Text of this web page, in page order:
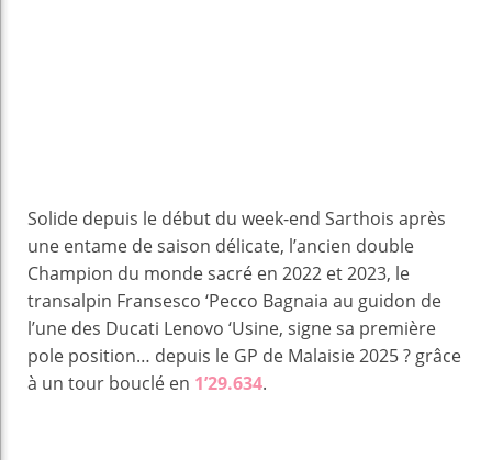
Solide depuis le début du week-end Sarthois après
une entame de saison délicate, l’ancien double
Champion du monde sacré en 2022 et 2023, le
transalpin Fransesco ‘Pecco Bagnaia au guidon de
l’une des Ducati Lenovo ‘Usine, signe sa première
pole position… depuis le GP de Malaisie 2025 ? grâce
à un tour bouclé en 1’29.634.